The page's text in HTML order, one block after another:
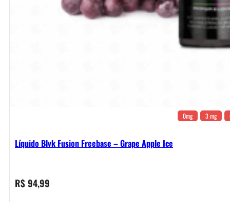
0mg 3 mg
Líquido Blvk Fusion Freebase – Grape Apple Ice
R$94,99